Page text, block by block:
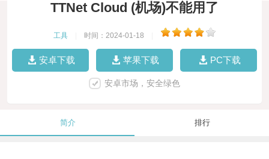
TTNet Cloud (机场)不能用了
工具 时间：2024-01-18
安卓下载 苹果下载 PC下载
安卓市场，安全绿色
简介 排行